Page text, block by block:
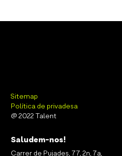
Sitemap
Política de privadesa
@ 2022 Talent
Saludem-nos!
Carrer de Pujades, 77, 2n, 7a,